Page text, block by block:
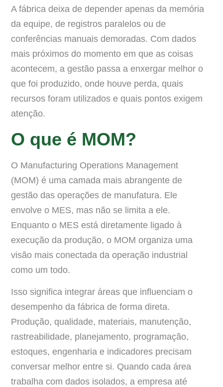
A fábrica deixa de depender apenas da memória
da equipe, de registros paralelos ou de
conferências manuais demoradas. Com dados
mais próximos do momento em que as coisas
acontecem, a gestão passa a enxergar melhor o
que foi produzido, onde houve perda, quais
recursos foram utilizados e quais pontos exigem
atenção.
O que é MOM?
O Manufacturing Operations Management
(MOM) é uma camada mais abrangente de
gestão das operações de manufatura. Ele
envolve o MES, mas não se limita a ele.
Enquanto o MES está diretamente ligado à
execução da produção, o MOM organiza uma
visão mais conectada da operação industrial
como um todo.
Isso significa integrar áreas que influenciam o
desempenho da fábrica de forma direta.
Produção, qualidade, materiais, manutenção,
rastreabilidade, planejamento, programação,
estoques, engenharia e indicadores precisam
conversar melhor entre si. Quando cada área
trabalha com dados isolados, a empresa até